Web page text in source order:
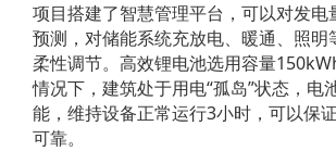
项目搭建了智慧管理平台，可以对发电
预测，对储能系统充放电、暖通、照明
柔性调节。高效锂电池选用容量
情况下，建筑处于用电“孤岛”状态，电
能，维持设备正常运行3小时，可以保
可靠。